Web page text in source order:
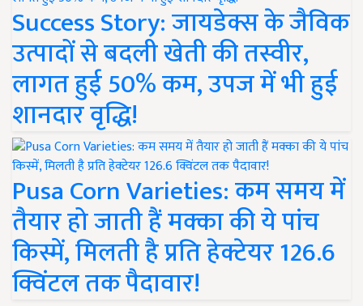
Success Story: जायडेक्स के जैविक
उत्पादों से बदली खेती की तस्वीर,
लागत हुई 50% कम, उपज में भी हुई
शानदार वृद्धि!
Pusa Corn Varieties: कम समय में
तैयार हो जाती हैं मक्का की ये पांच
किस्में, मिलती है प्रति हेक्टेयर 126.6
क्विंटल तक पैदावार!